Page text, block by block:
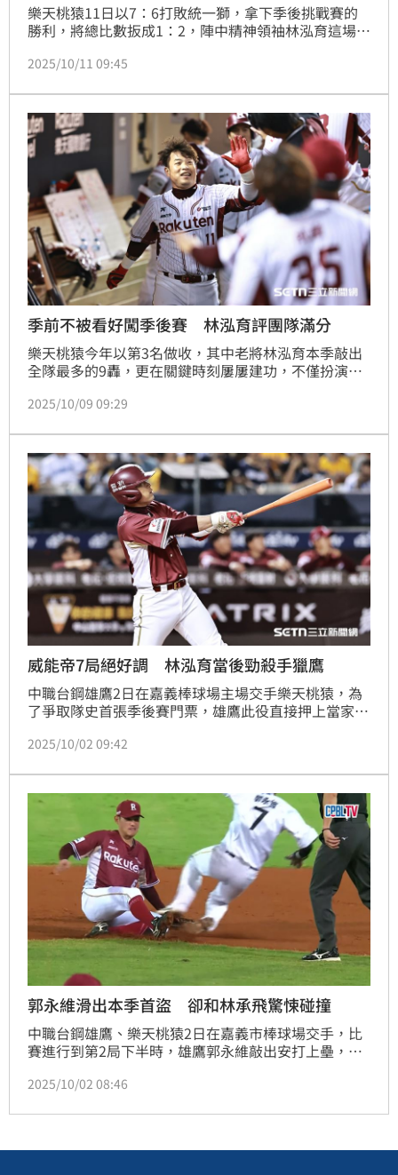
樂天桃猿11日以7：6打敗統一獅，拿下季後挑戰賽的
勝利，將總比數扳成1：2，陣中精神領袖林泓育這場比
育表示這場比賽對團對年輕球員有很大幫助，而團隊在
2025/10/11 09:45
季前不被看好闖季後賽 林泓育評團隊滿分
樂天桃猿今年以第3名做收，其中老將林泓育本季敲出
全隊最多的9轟，更在關鍵時刻屢屢建功，不僅扮演休
年團隊的表現，林泓育認為算是自己的預期內，但最重
2025/10/09 09:29
威能帝7局絕好調 林泓育當後勁殺手獵鷹
中職台鋼雄鷹2日在嘉義棒球場主場交手樂天桃猿，為
了爭取隊史首張季後賽門票，雄鷹此役直接押上當家洋
轟還繳出單場3安猛打賞，加上王牌洋投威能帝先發7局
後繼無力，終場讓桃猿以2：3帶走勝利，也成功守住全
年第3的位置。
2025/10/02 09:42
郭永維滑出本季首盜 卻和林承飛驚悚碰撞
中職台鋼雄鷹、樂天桃猿2日在嘉義市棒球場交手，比
賽進行到第2局下半時，雄鷹郭永維敲出安打上壘，隨
卻和游擊手林承飛發生碰撞，林承飛左手直接被郭永維
後林承飛退場由馬傑森接替守備。
2025/10/02 08:46